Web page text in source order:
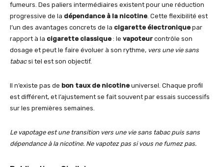
fumeurs. Des paliers intermédiaires existent pour une réduction
progressive de la dépendance à la nicotine . Cette flexibilité est
l’un des avantages concrets de la cigarette électronique par
rapport à la cigarette classique : le vapoteur contrôle son
dosage et peut le faire évoluer à son rythme, vers une vie sans
tabacsi tel est son objectif.
Il n’existe pas de bon taux de nicotine universel. Chaque profil
est différent, et l’ajustement se fait souvent par essais successifs
sur les premières semaines.
Le vapotage est une transition vers une vie sans tabac puis sans
dépendance à la nicotine. Ne vapotez pas si vous ne fumez pas.